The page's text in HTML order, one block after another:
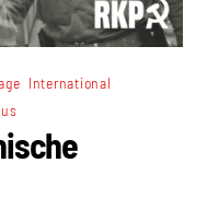
International